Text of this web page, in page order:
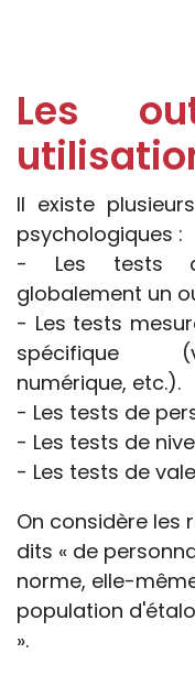
Les
Il existe
psychologiques :
- Les tests
globalement un
- Les tests
spécifique
numérique, etc.).
- Les tests de
- Les tests de
- Les tests de
On considère les
dits « de
norme, elle-
population
».